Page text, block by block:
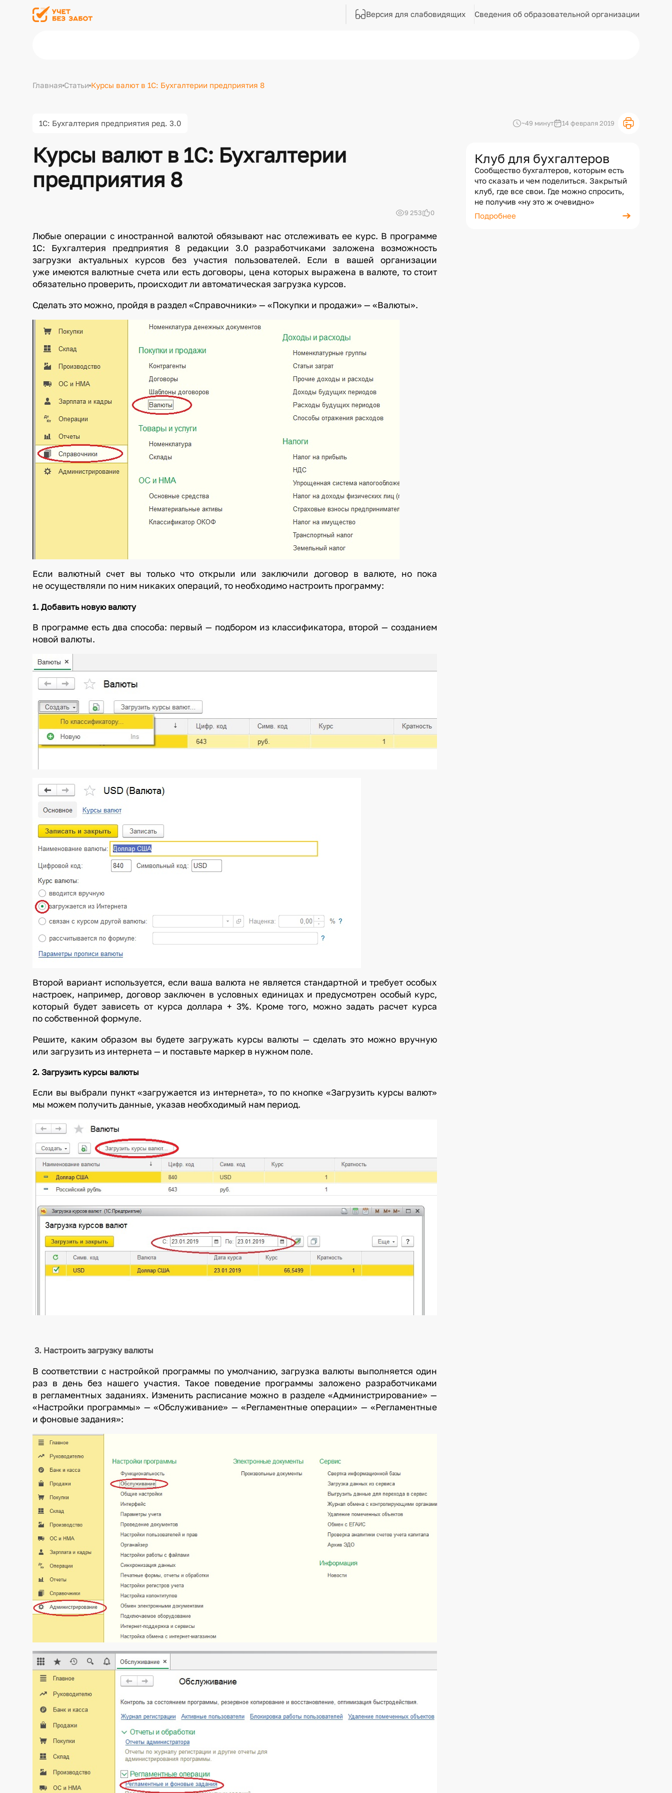
Версия для слабовидящих Сведения об образовательной организации
Главная СтатьиКурсы валют в 1С: Бухгалтерии предприятия 8
1С: Бухгалтерия предприятия ред. 3.0 ~49 минут 14 февраля 2019
Курсы валют в 1С: Бухгалтерии
предприятия 8
9 253 0
Любые операции с иностранной валютой обязывают нас отслеживать ее курс. В программе
1С: Бухгалтерия предприятия 8 редакции 3.0 разработчиками заложена возможность
загрузки актуальных курсов без участия пользователей. Если в вашей организации
уже имеются валютные счета или есть договоры, цена которых выражена в валюте, то стоит
обязательно проверить, происходит ли автоматическая загрузка курсов.
Сделать это можно, пройдя в раздел «Справочники» — «Покупки и продажи» — «Валюты».
Если валютный счет вы только что открыли или заключили договор в валюте, но пока
не осуществляли по ним никаких операций, то необходимо настроить программу:
1. Добавить новую валюту
В программе есть два способа: первый — подбором из классификатора, второй — созданием
новой валюты.
Второй вариант используется, если ваша валюта не является стандартной и требует особых
настроек, например, договор заключен в условных единицах и предусмотрен особый курс,
который будет зависеть от курса доллара + 3%. Кроме того, можно задать расчет курса
по собственной формуле.
Решите, каким образом вы будете загружать курсы валюты — сделать это можно вручную
или загрузить из интернета — и поставьте маркер в нужном поле.
2. Загрузить курсы валюты
Если вы выбрали пункт «загружается из интернета», то по кнопке «Загрузить курсы валют»
мы можем получить данные, указав необходимый нам период.
3. Настроить загрузку валюты
В соответствии с настройкой программы по умолчанию, загрузка валюты выполняется один
раз в день без нашего участия. Такое поведение программы заложено разработчиками
в регламентных заданиях. Изменить расписание можно в разделе «Администрирование» —
«Настройки программы» — «Обслуживание» — «Регламентные операции» — «Регламентные
и фоновые задания»:
Клуб для бухгалтеров
Сообщество бухгалтеров, которым есть
что сказать и чем поделиться. Закрытый
клуб, где все свои. Где можно спросить,
не получив «ну это ж очевидно»
Подробнее